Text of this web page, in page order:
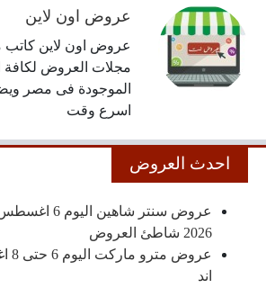
عروض اون لاين
عروض اون لاين
مجلات العروض لكافة
الموجودة فى مصر
اسرع وقت
احدث العروض
2026 شاطئ العروض
اند